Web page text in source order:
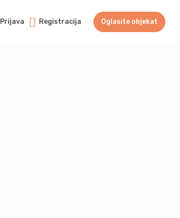
Prijava Registracija Oglasite objekat